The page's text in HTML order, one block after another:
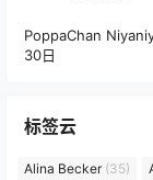
PoppaChan
30日
标签云
Alina Becker(35)